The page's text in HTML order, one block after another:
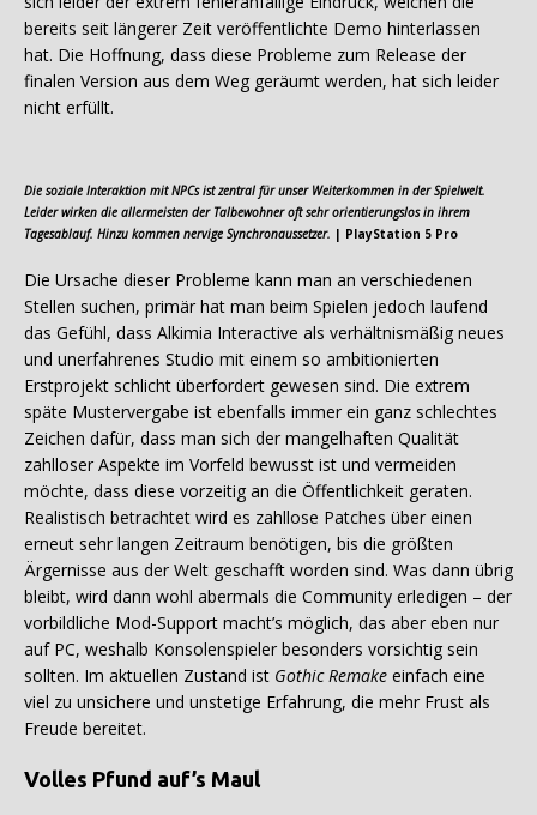
bereits seit längerer Zeit veröffentlichte Demo hinterlassen
hat. Die Hoffnung, dass diese Probleme zum Release der
finalen Version aus dem Weg geräumt werden, hat sich leider
nicht erfüllt.
Die soziale Interaktion mit NPCs ist zentral für unser Weiterkommen in der Spielwelt.
Leider wirken die allermeisten der Talbewohner oft sehr orientierungslos in ihrem
Tagesablauf. Hinzu kommen nervige Synchronaussetzer. | PlayStation 5 Pro
Die Ursache dieser Probleme kann man an verschiedenen
Stellen suchen, primär hat man beim Spielen jedoch laufend
das Gefühl, dass Alkimia Interactive als verhältnismäßig neues
und unerfahrenes Studio mit einem so ambitionierten
Erstprojekt schlicht überfordert gewesen sind. Die extrem
späte Mustervergabe ist ebenfalls immer ein ganz schlechtes
Zeichen dafür, dass man sich der mangelhaften Qualität
zahlloser Aspekte im Vorfeld bewusst ist und vermeiden
möchte, dass diese vorzeitig an die Öffentlichkeit geraten.
Realistisch betrachtet wird es zahllose Patches über einen
erneut sehr langen Zeitraum benötigen, bis die größten
Ärgernisse aus der Welt geschafft worden sind. Was dann übrig
bleibt, wird dann wohl abermals die Community erledigen – der
vorbildliche Mod-Support macht’s möglich, das aber eben nur
auf PC, weshalb Konsolenspieler besonders vorsichtig sein
sollten. Im aktuellen Zustand ist Gothic Remake einfach eine
viel zu unsichere und unstetige Erfahrung, die mehr Frust als
Freude bereitet.
Volles Pfund auf’s Maul